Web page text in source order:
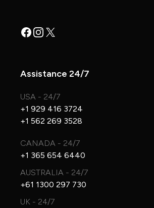
Facebook
Instagram
X
Assistance 24/7
USA - 24/7
+1 929 416 3724
+1 562 269 3528
CANADA - 24/7
+1 365 654 6440
AUSTRALIA - 24/7
+61 1300 297 730
UK - 24/7